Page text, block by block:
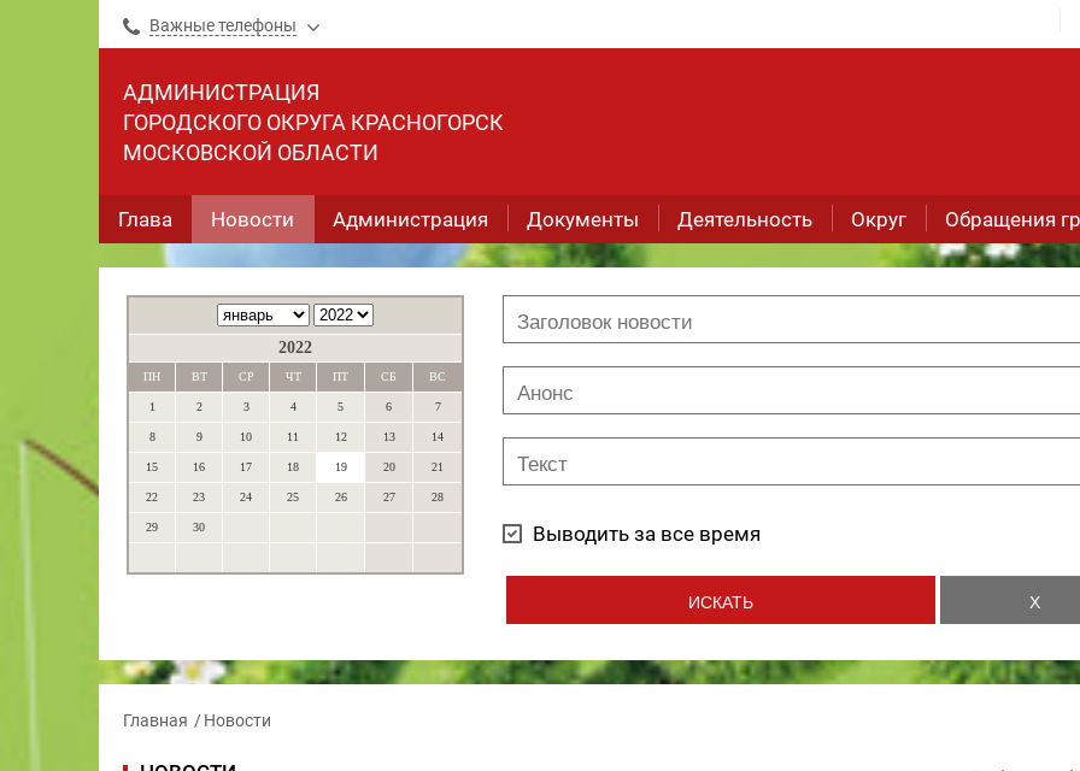
Важные телефоны
АДМИНИСТРАЦИЯ
ГОРОДСКОГО ОКРУГА КРАСНОГОРСК
МОСКОВСКОЙ ОБЛАСТИ
Глава Новости Администрация Документы Деятельность Округ Обращения
2022
ПН ВТ СР ЧТ ПТ СБ ВС
1 2 3 4 5 6 7
8 9 10 11 12 13 14
15 16 17 18 19 20 21
22 23 24 25 26 27 28
29 30 Выводить за все время
Главная Новости